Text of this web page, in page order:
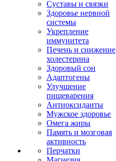
Суставы и связки
Здоровье нервной
системы
Укрепление
иммунитета
Печень и снижение
холестерина
Здоровый сон
Адаптогены
Улучшение
пищеварения
Антиоксиданты
Мужское здоровье
Омега жиры
Память и мозговая
активность
Перчатки